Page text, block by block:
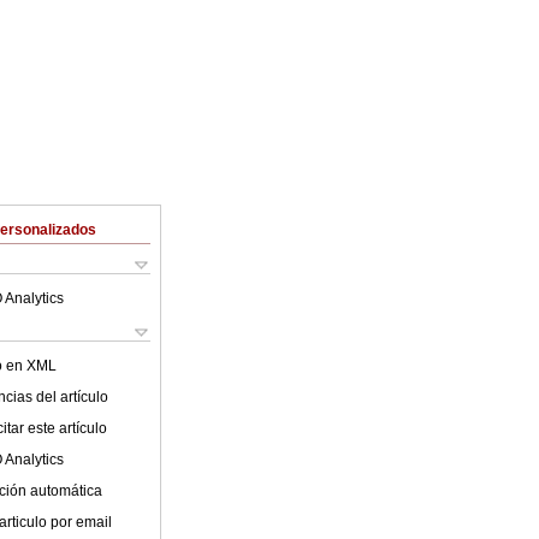
Analytics
en XML
del artículo
este artículo
Analytics
automática
por email